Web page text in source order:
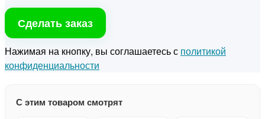
Сделать заказ
Нажимая на кнопку, вы соглашаетесь с политикой
конфиденциальности
С этим товаром смотрят